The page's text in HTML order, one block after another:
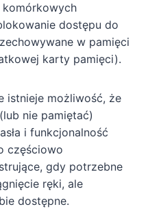
dostępu do
w pamięci
karty pamięci).
istnieje możliwość, że
nie pamiętać)
i funkcjonalność
częściowo
gdy potrzebne
ręki, ale
dostępne.